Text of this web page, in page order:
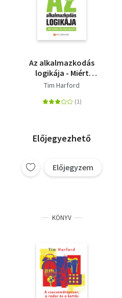
Az alkalmazkodás
logikája - Miért
kezdődik a siker
Tim Harford
Előjegyezhető
Előjegyzem
KÖNYV